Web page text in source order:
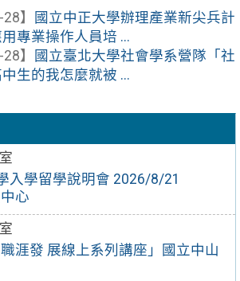
入學留學說明會 2026/8/21
心
涯發 展線上系列講座」國立中山
】
國立中正大學辦理產業新尖兵計
專業操作人員培 ...
】
國立臺北大學社會學系營隊「社
生的我怎麼就被 ...